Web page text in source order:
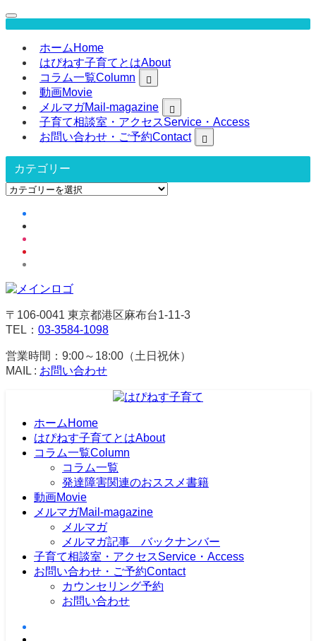
ホーム Home
はぴねす子育てとはAbout
コラム一覧Column
動画Movie
メルマガMail-magazine
子育て相談室・アクセスService・Access
お問い合わせ・ご予約Contact
カテゴリー
カ
〒106-0041 東京都港区麻布台1-11-3
TEL： 03-3584-1098
営業時間：9:00～18:00（土日祝休）
MAIL : お問い合わせ
ホーム Home
はぴねす子育てとはAbout
コラム一覧Column
コラム一覧
発達障害関連のおススメ書籍
動画Movie
メルマガMail-magazine
メルマガ
メルマガ記事 バックナンバー
子育て相談室・アクセスService・Access
お問い合わせ・ご予約Contact
カウンセリング予約
お問い合わせ